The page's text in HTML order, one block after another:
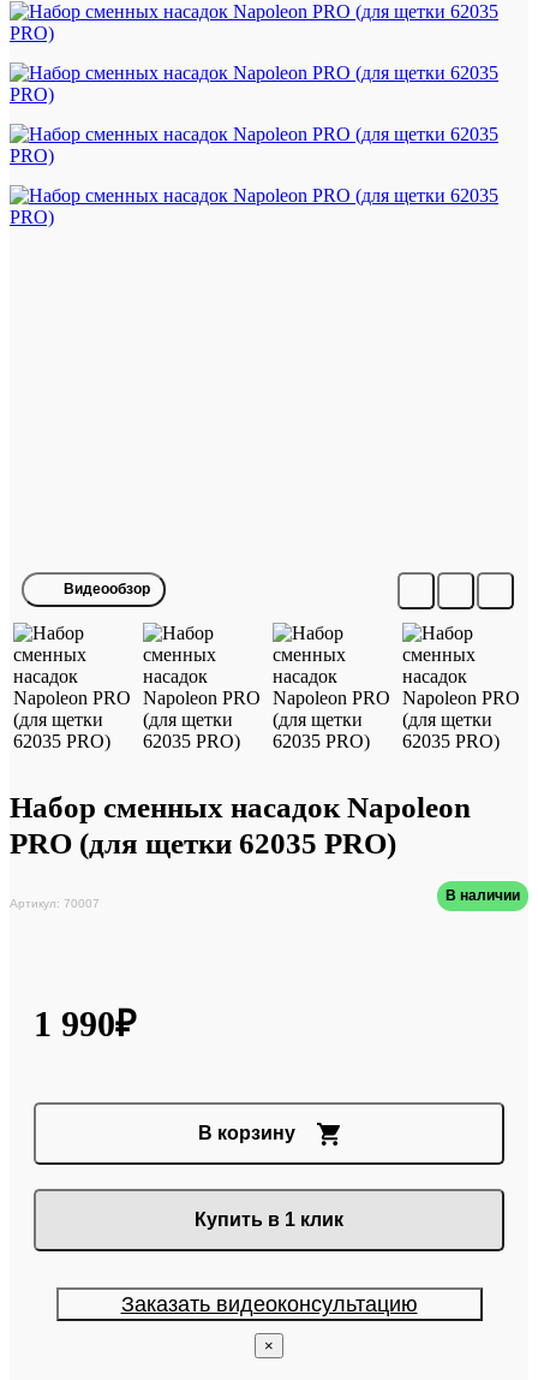
Видеообзор
Набор сменных насадок Napoleon
PRO (для щетки 62035 PRO)
Артикул: 70007 В наличии
1 990₽
В корзину
Купить в 1 клик
Заказать видеоконсультацию
×